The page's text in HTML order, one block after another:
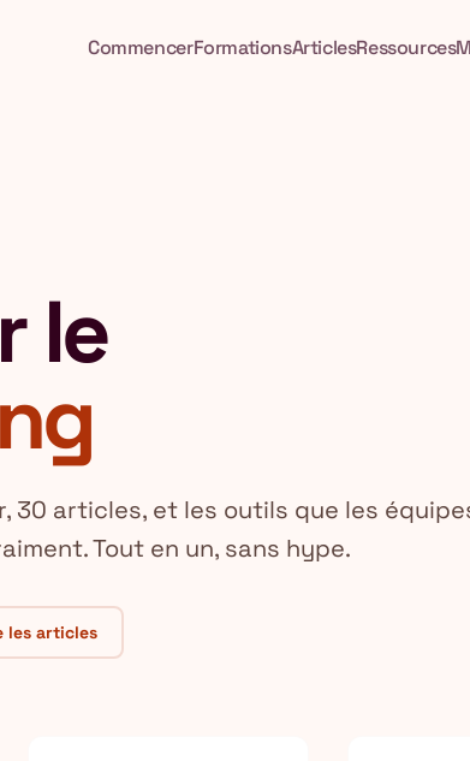
CommencerFormationsArticlesRessources
le
30 articles, et les outils que les
Tout en un, sans hype.
les articles